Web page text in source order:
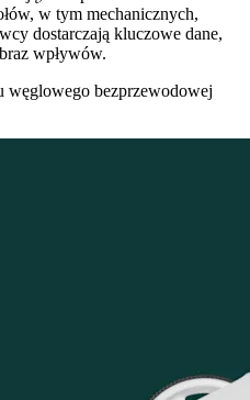
w tym mechanicznych,
dostarczają kluczowe dane,
wpływów.
węglowego bezprzewodowej